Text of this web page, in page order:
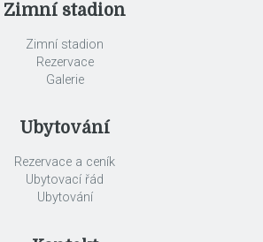
Zimní stadion
Zimní stadion
Rezervace
Galerie
Ubytování
Rezervace a ceník
Ubytovací řád
Ubytování